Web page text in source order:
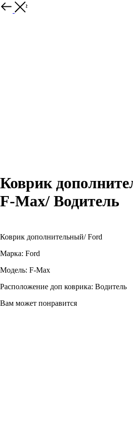
Закрыть
Коврик
F-Max/ Водитель
Коврик дополнительный/ Ford
Марка: Ford
Модель: F-Max
Расположение доп коврика: Водитель
Вам может понравится